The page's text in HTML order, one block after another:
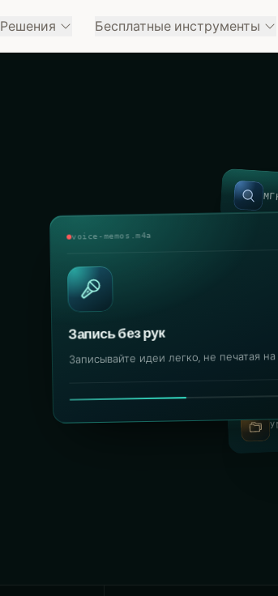
Решения Бесплатные инструменты
voice-memos.m4a
Запись без рук
Записывайте идеи легко, не печатая